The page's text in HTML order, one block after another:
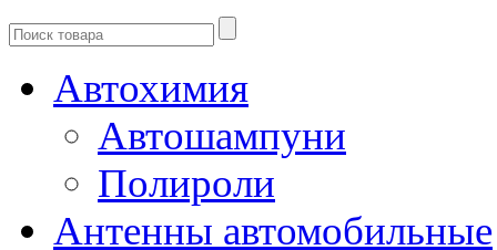
Автохимия
Автошампуни
Полироли
Антенны автомобильные